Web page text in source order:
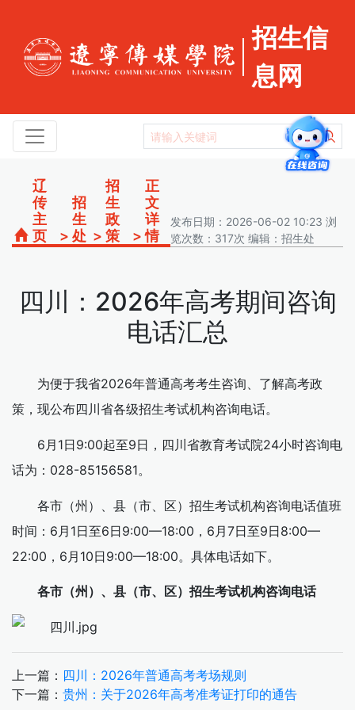
招生信
息网
辽
传
主
页
>
招
生
处 >
招
生
政
策
>
正
文
详
情
发布日期：2026-06-02 10:23 浏
览次数：317次 编辑：招生处
四川：2026年高考期间咨询
电话汇总
为便于我省2026年普通高考考生咨询、了解高考政
策，现公布四川省各级招生考试机构咨询电话。
6月1日9:00起至9日，四川省教育考试院24小时咨询电
话为：028-85156581。
各市（州）、县（市、区）招生考试机构咨询电话值班
时间：6月1日至6日9:00—18:00，6月7日至9日8:00—
22:00，6月10日9:00—18:00。具体电话如下。
各市（州）、县（市、区）招生考试机构咨询电话
上一篇： 四川：2026年普通高考考场规则
下一篇： 贵州：关于2026年高考准考证打印的通告